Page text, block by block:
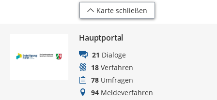
Karte schließen
Hauptportal
21 Dialoge
18 Verfahren
78 Umfragen
94 Meldeverfahren